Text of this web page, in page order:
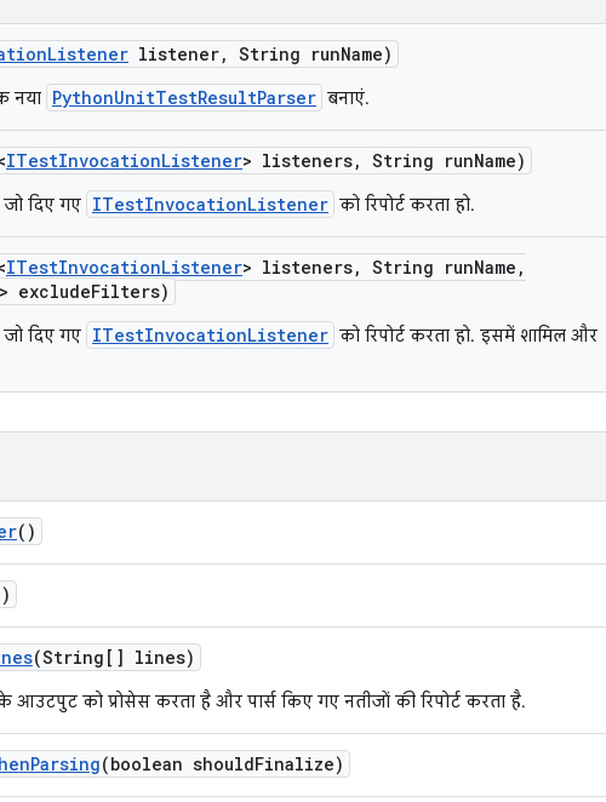
Listener listener, String runName)
नया PythonUnitTestResultParser बनाएं.
ITestInvocationListener> listeners, String runName)
जो दिए गए ITestInvocationListener को रिपोर्ट करता हो.
ITestInvocationListener> listeners, String runName ,
excludeFilters)
जो दिए गए ITestInvocationListener को रिपोर्ट करता हो. इसमें शामिल और
()
(String[] lines)
आउटपुट को प्रोसेस करता है और पार्स किए गए नतीजों की रिपोर्ट करता है.
Parsing(boolean shouldFinalize)